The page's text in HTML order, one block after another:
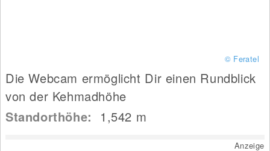
© Feratel
Die Webcam ermöglicht Dir einen Rundblick
von der Kehmadhöhe
Standorthöhe: 1,542 m
Anzeige